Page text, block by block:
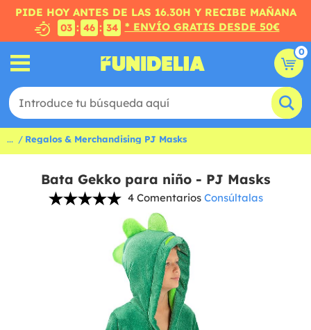
PIDE HOY ANTES DE LAS 16.30H Y RECIBE MAÑANA
03 : 46 : 34 * ENVÍO GRATIS DESDE 50€
0
... Regalos & Merchandising PJ Masks
Bata Gekko para niño - PJ Masks
4 Comentarios Consúltalas